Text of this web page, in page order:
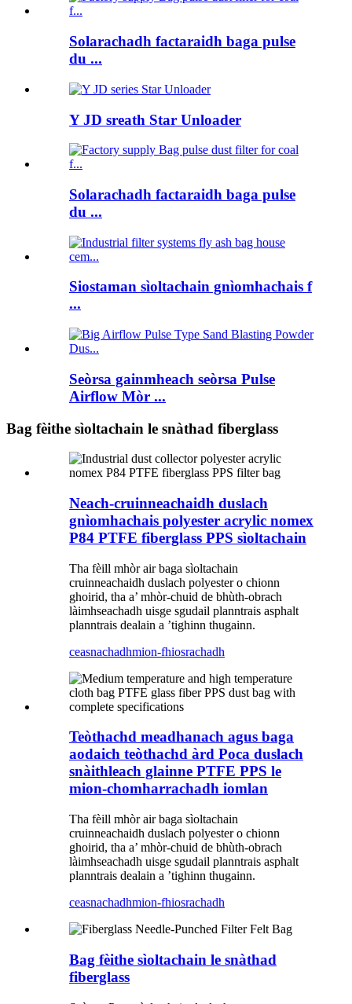
Solarachadh factaraidh baga pulse
du ...
Y JD sreath Star Unloader
Solarachadh factaraidh baga pulse
du ...
Siostaman sìoltachain gnìomhachais f
...
Seòrsa gainmheach seòrsa Pulse
Airflow Mòr ...
Bag fèithe sìoltachain le snàthad fiberglass
Neach-cruinneachaidh duslach
gnìomhachais polyester acrylic nomex
P84 PTFE fiberglass PPS sìoltachain
Tha fèill mhòr air baga sìoltachain
cruinneachaidh duslach polyester o chionn
ghoirid, tha a’ mhòr-chuid de bhùth-obrach
làimhseachadh uisge sgudail planntrais asphalt
planntrais dealain a ’tighinn thugainn.
ceasnachadhmion-fhiosrachadh
Teòthachd meadhanach agus baga
aodaich teòthachd àrd Poca duslach
snàithleach glainne PTFE PPS le
mion-chomharrachadh iomlan
Tha fèill mhòr air baga sìoltachain
cruinneachaidh duslach polyester o chionn
ghoirid, tha a’ mhòr-chuid de bhùth-obrach
làimhseachadh uisge sgudail planntrais asphalt
planntrais dealain a ’tighinn thugainn.
ceasnachadhmion-fhiosrachadh
Bag fèithe sìoltachain le snàthad
fiberglass